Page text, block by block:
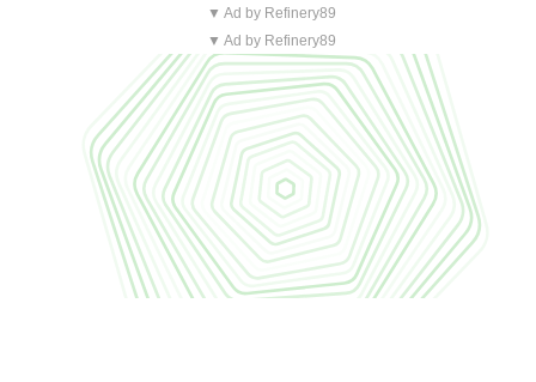
▼ Ad by Refinery89
▼ Ad by Refinery89